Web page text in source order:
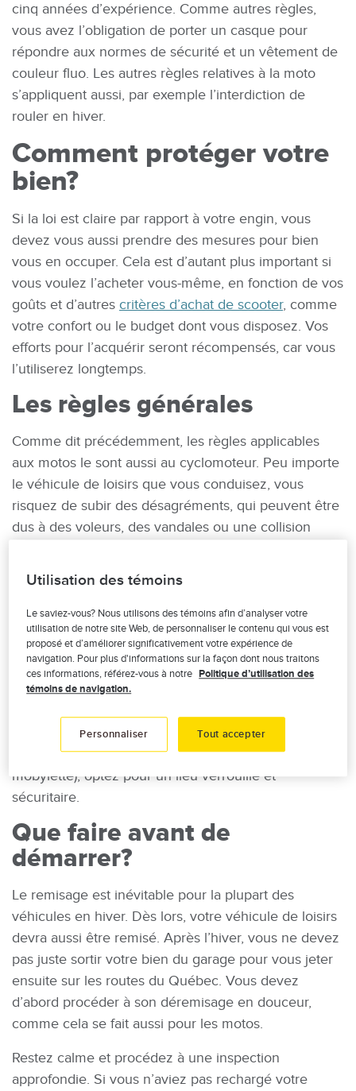
cinq années d’expérience. Comme autres règles,
vous avez l’obligation de porter un casque pour
répondre aux normes de sécurité et un vêtement de
couleur fluo. Les autres règles relatives à la moto
s’appliquent aussi, par exemple l’interdiction de
rouler en hiver.
Comment protéger votre
bien?
Si la loi est claire par rapport à votre engin, vous
devez vous aussi prendre des mesures pour bien
vous en occuper. Cela est d’autant plus important si
vous voulez l’acheter vous-même, en fonction de vos
goûts et d’autres critères d’achat de scooter, comme
votre confort ou le budget dont vous disposez. Vos
efforts pour l’acquérir seront récompensés, car vous
l’utiliserez longtemps.
Les règles générales
Comme dit précédemment, les règles applicables
aux motos le sont aussi au cyclomoteur. Peu importe
le véhicule de loisirs que vous conduisez, vous
risquez de subir des désagréments, qui peuvent être
dus à des voleurs, des vandales ou une collision
Pour cela, vous devez protéger votre bien des autres
L’idéal, pour une protection en tout lieu, c’est le bon
choix de stationnement. Vous devez toujours garder
votre scooter dans un lieu éclairé ou au moins à
portée de vue. En effet, plus le véhicule est petit, plus
l’achat d’un système d’antivol et, lorsque viendra le
moment de remiser votre scooter (cyclomoteur ou
mobylette), optez pour un lieu verrouillé et
sécuritaire.
Que faire avant de
démarrer?
Le remisage est inévitable pour la plupart des
véhicules en hiver. Dès lors, votre véhicule de loisirs
devra aussi être remisé. Après l’hiver, vous ne devez
pas juste sortir votre bien du garage pour vous jeter
ensuite sur les routes du Québec. Vous devez
d’abord procéder à son déremisage en douceur,
comme cela se fait aussi pour les motos.
Restez calme et procédez à une inspection
approfondie. Si vous n’aviez pas rechargé votre
Utilisation des témoins
Le saviez-vous? Nous utilisons des témoins afin d’analyser votre
utilisation de notre site Web, de personnaliser le contenu qui vous est
proposé et d’améliorer significativement votre expérience de
navigation. Pour plus d'informations sur la façon dont nous traitons
ces informations, référez-vous à notre Politique d’utilisation des
témoins de navigation.
Personnaliser Tout accepter